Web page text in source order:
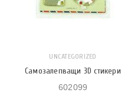
UNCATEGORIZED
Самозалепващи 3D стикери
602099